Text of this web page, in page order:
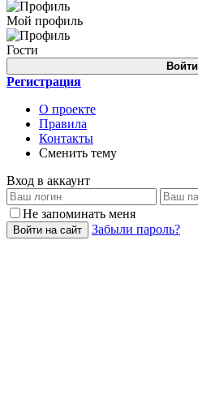
Мой профиль
Гости
Войти
Регистрация
О проекте
Правила
Контакты
Сменить тему
Вход в аккаунт
Не запоминать меня
Войти на сайт Забыли пароль?